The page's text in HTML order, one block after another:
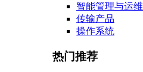
智能管理与运维
传输产品
操作系统
热门推荐